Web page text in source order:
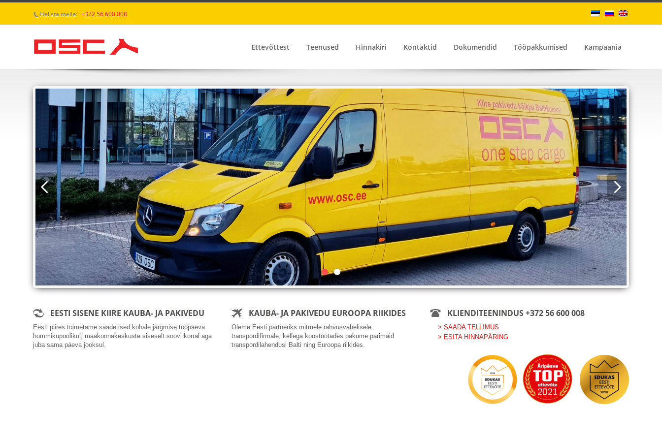
p Helista meile: +372 56 600 008
Ettevõttest Teenused Hinnakiri Kontaktid Dokumendid Tööpakkumised Kampaania
W EESTI SISENE KIIRE KAUBA- JA PAKIVEDU
Eesti piires toimetame saadetised kohale järgmise tööpäeva
hommikupoolikul, maakonnakeskuste siseselt soovi korral aga
juba sama päeva jooksul.
- KAUBA- JA PAKIVEDU EUROOPA RIIKIDES
Oleme Eesti partneriks mitmele rahvusvahelisele
transpordifirmale, kellega koostöötades pakume parimaid
transpordilahendusi Balti ning Euroopa riikides.
3 KLIENDITEENINDUS +372 56 600 008
> SAADA TELLIMUS
> ESITA HINNAPÄRING